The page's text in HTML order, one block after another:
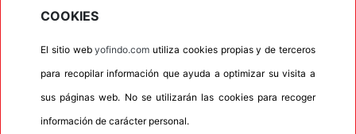
Calidad
P.O.R. No
Oportunidad No
Homologación BMW
Etiqueta energética Información Eprel
COOKIES
El sitio webyofindo.com utiliza cookies propias y de terceros
para recopilar información que ayuda a optimizar su visita a
sus páginas web. No se utilizarán las cookies para recoger
información de carácter personal.